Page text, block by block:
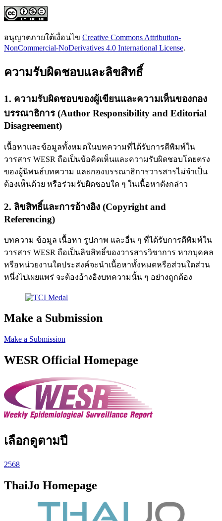
อนุญาตภายใต้เงื่อนไข Creative Commons Attribution-
NonCommercial-NoDerivatives 4.0 International License.
ความรับผิดชอบและลิขสิทธิ์
1. ความรับผิดชอบของผู้เขียนและความเห็นของกอง
บรรณาธิการ (Author Responsibility and Editorial
Disagreement)
เนื้อหาและข้อมูลทั้งหมดในบทความที่ได้รับการตีพิมพ์ใน
วารสาร WESR ถือเป็นข้อคิดเห็นและความรับผิดชอบโดยตรง
ของผู้นิพนธ์บทความ และกองบรรณาธิการวารสารไม่จำเป็น
ต้องเห็นด้วย หรือร่วมรับผิดชอบใด ๆ ในเนื้อหาดังกล่าว
2. ลิขสิทธิ์และการอ้างอิง (Copyright and
Referencing)
บทความ ข้อมูล เนื้อหา รูปภาพ และอื่น ๆ ที่ได้รับการตีพิมพ์ใน
วารสาร WESR ถือเป็นลิขสิทธิ์ของวารสารวิชาการ หากบุคคล
หรือหน่วยงานใดประสงค์จะนำเนื้อหาทั้งหมดหรือส่วนใดส่วน
หนึ่งไปเผยแพร่ จะต้องอ้างอิงบทความนั้น ๆ อย่างถูกต้อง
Make a Submission
Make a Submission
WESR Official Homepage
เลือกดูตามปี
2568
ThaiJo Homepage